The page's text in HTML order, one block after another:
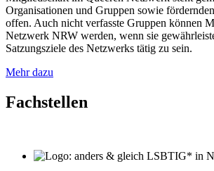
Organisationen und Gruppen sowie
offen. Auch nicht verfasste Gruppen können
Netzwerk NRW werden, wenn sie
Satzungsziele des Netzwerks tätig zu sein.
Mehr dazu
Fachstellen